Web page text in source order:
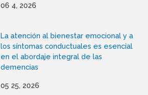
06 4, 2026
La atención al bienestar emocional y a
los síntomas conductuales es esencial
en el abordaje integral de las
demencias
05 25, 2026